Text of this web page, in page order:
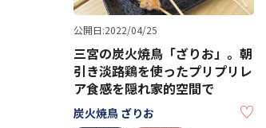
公開日:2022/04/25
三宮の炭火焼鳥「ざりお」。朝
引き淡路鶏を使ったプリプリレ
ア食感を隠れ家的空間で
炭火焼鳥 ざりお